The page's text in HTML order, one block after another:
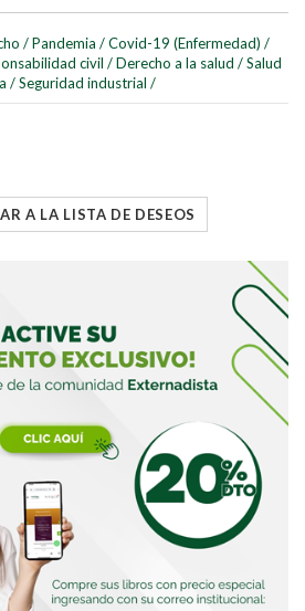
/Pandemia /Covid-19 (Enfermedad) /
civil /Derecho a la salud /Salud
/ Seguridad industrial /
A LA LISTA DE DESEOS